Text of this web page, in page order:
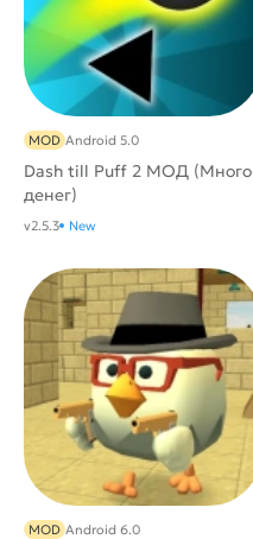
Dash till Puff 2 МОД (Много
денег)
MOD Android 5.0
v2.5.3 New
MOD Android 6.0